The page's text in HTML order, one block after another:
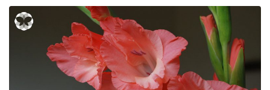
RAKDOK
MARKET